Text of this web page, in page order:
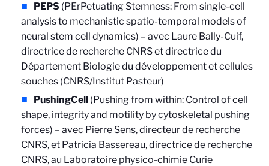
PEPS (PErPetuating Stemness: From single-cell
analysis to mechanistic spatio-temporal models of
neural stem cell dynamics) – avec Laure Bally-Cuif,
directrice de recherche CNRS et directrice du
Département Biologie du développement et cellules
souches (CNRS/Institut Pasteur)
PushingCell (Pushing from within: Control of cell
shape, integrity and motility by cytoskeletal pushing
forces) – avec Pierre Sens, directeur de recherche
CNRS, et Patricia Bassereau, directrice de recherche
CNRS, au Laboratoire physico-chimie Curie